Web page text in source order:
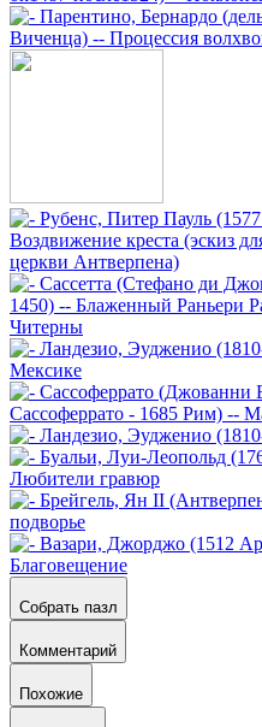
Собрать пазл
Комментарий
Похожие